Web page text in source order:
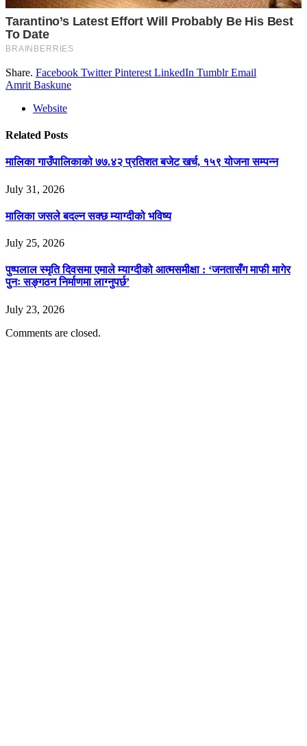
Share. Facebook Twitter Pinterest LinkedIn Tumblr Email
Amrit Baskune
Website
Related Posts
मालिका गाउँपालिकाको ७७.४२ प्रतिशत बजेट खर्च, १५९ योजना सम्पन्न
July 31, 2026
मालिका जसले बदल्न सक्छ म्याग्दीको भविष्य
July 25, 2026
पुष्पलाल स्मृति दिवसमा एमाले म्याग्दीको आत्मसमीक्षा : ‘जनतासँग माफी मागेर
पुनः सङ्गठन निर्माणमा लाग्नुपर्छ’
July 23, 2026
Comments are closed.